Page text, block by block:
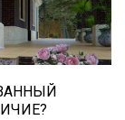
и...